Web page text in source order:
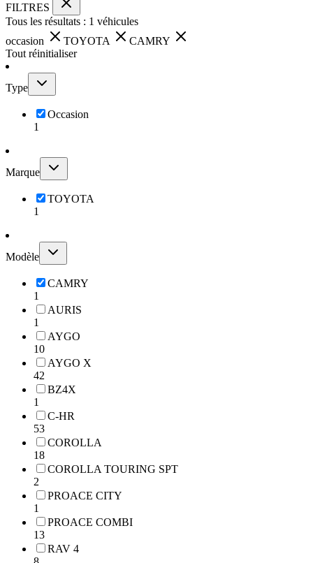
FILTRES
Tous les résultats : 1 véhicules
occasion
TOYOTA
CAMRY
Tout réinitialiser
Type
Occasion
1
Marque
TOYOTA
1
Modèle
CAMRY
1
AURIS
1
AYGO
10
AYGO X
42
BZ4X
1
C-HR
53
COROLLA
18
COROLLA TOURING SPT
2
PROACE CITY
1
PROACE COMBI
13
RAV 4